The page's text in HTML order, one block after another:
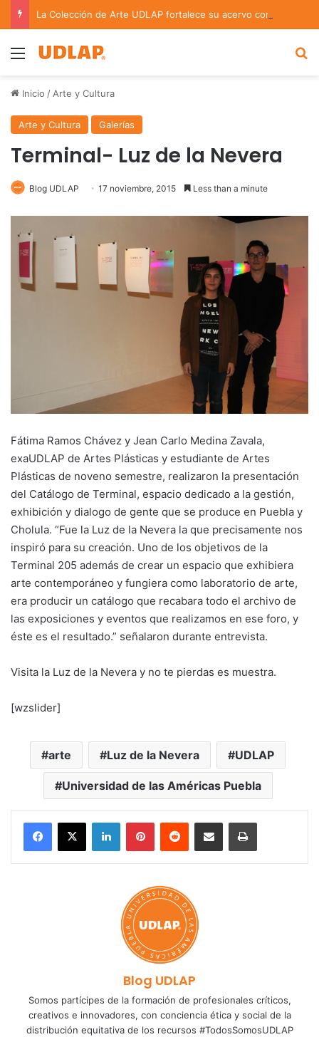
Menu
Inicio / Arte y Cultura
Arte y Cultura Galerías
Terminal- Luz de la Nevera
Blog UDLAP 17 noviembre, 2015 Less than a minute
Fátima Ramos Chávez y Jean Carlo Medina Zavala,
exaUDLAP de Artes Plásticas y estudiante de Artes
Plásticas de noveno semestre, realizaron la presentación
del Catálogo de Terminal, espacio dedicado a la gestión,
exhibición y dialogo de gente que se produce en Puebla y
Cholula. “Fue la Luz de la Nevera la que precisamente nos
inspiró para su creación. Uno de los objetivos de la
Terminal 205 además de crear un espacio que exhibiera
arte contemporáneo y fungiera como laboratorio de arte,
era producir un catálogo que recabara todo el archivo de
las exposiciones y eventos que realizamos en ese foro, y
éste es el resultado.” señalaron durante entrevista.
Visita la Luz de la Nevera y no te pierdas es muestra.
[wzslider]
arte Luz de la Nevera UDLAP
Universidad de las Américas Puebla
LinkedInPinterestReddit Share via Email Print
Blog UDLAP
Somos partícipes de la formación de profesionales críticos,
creativos e innovadores, con conciencia ética y social de la
distribución equitativa de los recursos #TodosSomosUDLAP